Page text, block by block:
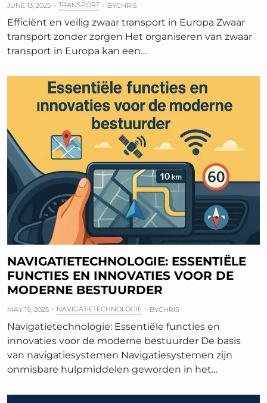
JUNE 13, 2025 TRANSPORT BYCHRIS
Efficiënt en veilig zwaar transport in Europa Zwaar
transport zonder zorgen Het organiseren van zwaar
transport in Europa kan een…
NAVIGATIETECHNOLOGIE: ESSENTIËLE
FUNCTIES EN INNOVATIES VOOR DE
MODERNE BESTUURDER
MAY 19, 2025 NAVIGATIETECHNOLOGIE BYCHRIS
Navigatietechnologie: Essentiële functies en
innovaties voor de moderne bestuurder De basis
van navigatiesystemen Navigatiesystemen zijn
onmisbare hulpmiddelen geworden in het…